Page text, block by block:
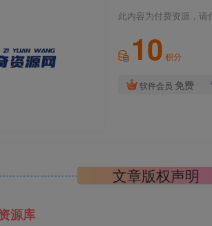
此内容为付费资源，请
10 积分
软件会员 免费
文章版权声明
源库